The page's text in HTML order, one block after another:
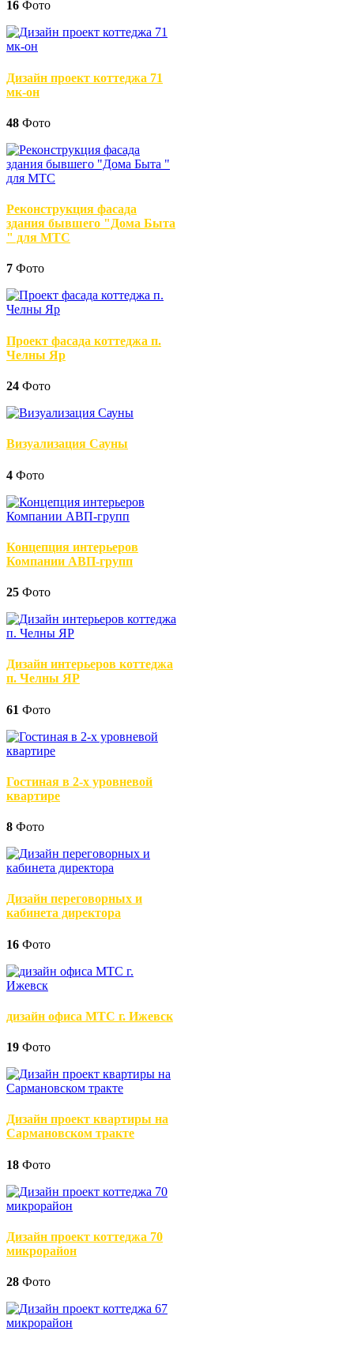
16 Фото
Дизайн проект коттеджа 71
мк-он
48 Фото
Реконструкция фасада
здания бывшего "Дома Быта
" для МТС
7 Фото
Проект фасада коттеджа п.
Челны Яр
24 Фото
Визуализация Сауны
4 Фото
Концепция интерьеров
Компании АВП-групп
25 Фото
Дизайн интерьеров коттеджа
п. Челны ЯР
61 Фото
Гостиная в 2-х уровневой
квартире
8 Фото
Дизайн переговорных и
кабинета директора
16 Фото
дизайн офиса МТС г. Ижевск
19 Фото
Дизайн проект квартиры на
Сармановском тракте
18 Фото
Дизайн проект коттеджа 70
микрорайон
28 Фото